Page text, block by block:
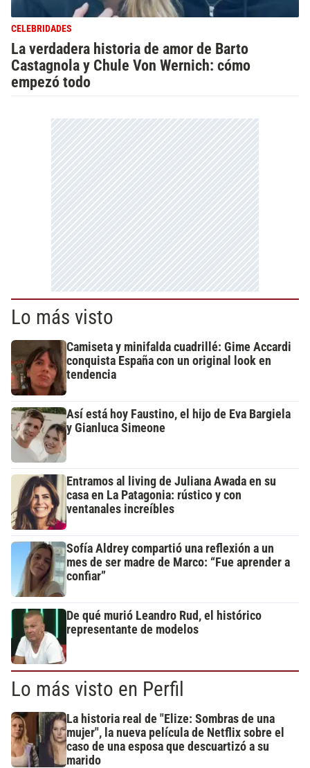
CELEBRIDADES
La verdadera historia de amor de Barto
Castagnola y Chule Von Wernich: cómo
empezó todo
Lo más visto
Camiseta y minifalda cuadrillé: Gime Accardi
conquista España con un original look en
tendencia
Así está hoy Faustino, el hijo de Eva Bargiela
y Gianluca Simeone
Entramos al living de Juliana Awada en su
casa en La Patagonia: rústico y con
ventanales increíbles
Sofía Aldrey compartió una reflexión a un
mes de ser madre de Marco: “Fue aprender a
confiar”
De qué murió Leandro Rud, el histórico
representante de modelos
Lo más visto en Perfil
La historia real de "Elize: Sombras de una
mujer", la nueva película de Netflix sobre el
caso de una esposa que descuartizó a su
marido